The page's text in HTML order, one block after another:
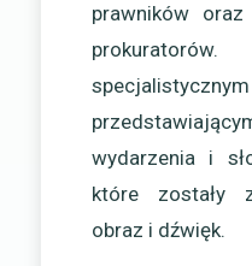
prawników
wydarzenia i
które zostały
obraz i dźwięk.